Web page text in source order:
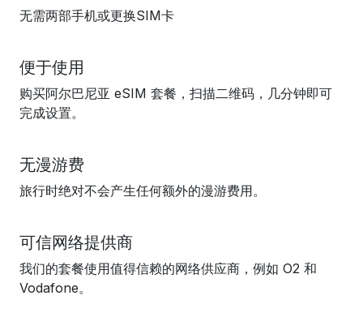
无需两部手机或更换SIM卡
便于使用
购买阿尔巴尼亚 eSIM 套餐，扫描二维码，几分钟即可
完成设置。
无漫游费
旅行时绝对不会产生任何额外的漫游费用。
可信网络提供商
我们的套餐使用值得信赖的网络供应商，例如 O2 和
Vodafone。